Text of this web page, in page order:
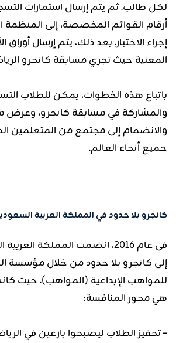
لكل طالب. ثم يتم إرسال استمارات
أرقام القوائم المخصصة، إلى
إجراء الاختبار. بعد ذلك، يتم إرسال أوراق
المعنية حيث تجري مسابقة كانجرو
باتباع هذه الخطوات، يمكن للطلاب
والمشاركة في مسابقة كانجرو، وعرض
والانضمام إلى مجتمع من المتعلمين
جميع أنحاء العالم.
كانجرو بلا حدود في المملكة العربية
في عام 2016، انضمت المملكة
إلى كانجرو بلا حدود من خلال مؤسسة
للمواهب الإبداعية (المواهب). حيث
هي محور المنافسة:
– تحفيز الطلاب ليصبحوا بارعين في